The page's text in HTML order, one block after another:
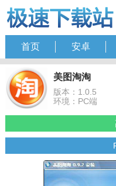
首页 安卓
美图淘淘
版本：1.0.5
环境：PC端